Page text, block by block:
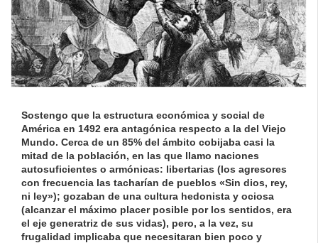
Sostengo que la estructura económica y social de
América en 1492 era antagónica respecto a la del Viejo
Mundo. Cerca de un 85% del ámbito cobijaba casi la
mitad de la población, en las que llamo naciones
autosuficientes o armónicas: libertarias (los agresores
con frecuencia las tacharían de pueblos «Sin dios, rey,
ni ley»); gozaban de una cultura hedonista y ociosa
(alcanzar el máximo placer posible por los sentidos, era
el eje generatriz de sus vidas), pero, a la vez, su
frugalidad implicaba que necesitaran bien poco y